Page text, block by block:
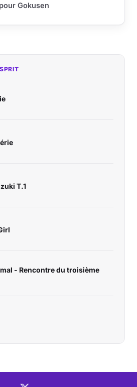
Gokusen
T.1
- Rencontre du troisième